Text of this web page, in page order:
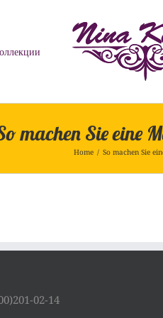
machen Sie eine
Home / So machen Sie
02-14